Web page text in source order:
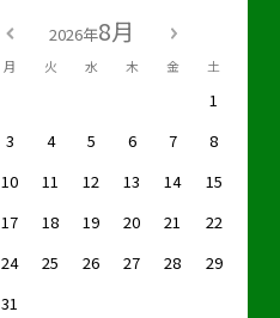
2026年8月
月 火 水 木 金 土
1
3 4 5 6 7
8
10 11 12 13 14
15
17 18 19 20 21
22
24 25 26 27 28
29
31